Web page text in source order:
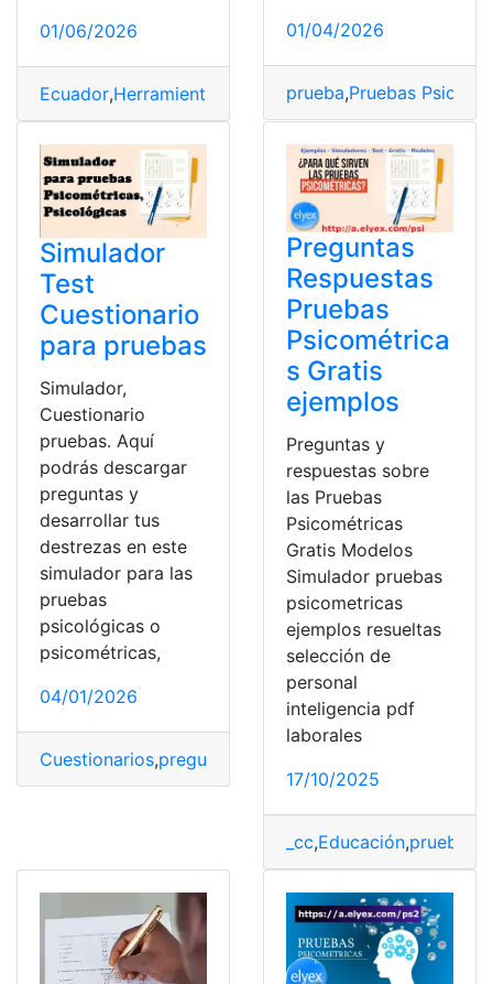
01/06/2026
Ecuador,Herramientas Ecuador,Pruebas Psicométricas
01/04/2026
prueba,Pruebas
Simulador
Test
Cuestionario
para pruebas
Simulador,
Cuestionario
pruebas. Aquí
podrás descargar
preguntas y
desarrollar tus
destrezas en este
simulador para las
pruebas
psicológicas o
psicométricas,
04/01/2026
Cuestionarios,preguntas psicométricas
Preguntas
Respuestas
Pruebas
Psicométrica
s Gratis
ejemplos
Preguntas y
respuestas sobre
las Pruebas
Psicométricas
Gratis Modelos
Simulador pruebas
psicometricas
ejemplos resueltas
selección de
personal
inteligencia pdf
laborales
17/10/2025
_cc,Educación,prueba